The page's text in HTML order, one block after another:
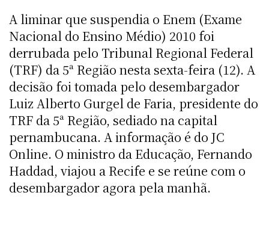
A liminar que suspendia o Enem (Exame
Nacional do Ensino Médio) 2010 foi
derrubada pelo Tribunal Regional Federal
(TRF) da 5ª Região nesta sexta-feira (12). A
decisão foi tomada pelo desembargador
Luiz Alberto Gurgel de Faria, presidente do
TRF da 5ª Região, sediado na capital
pernambucana. A informação é do JC
Online. O ministro da Educação, Fernando
Haddad, viajou a Recife e se reúne com o
desembargador agora pela manhã.